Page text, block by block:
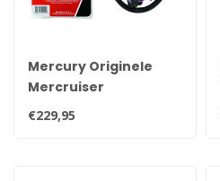
Mercury Originele
Mercruiser
VesselView Mobile
€229,95